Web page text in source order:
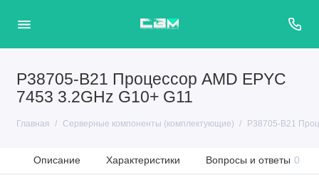
P38705-B21 Процессор AMD EPYC
7453 3.2GHz G10+ G11
Главная Серверные компоненты (комплектующие) P38705-B21
Описание Характеристики Вопросы и ответы 0